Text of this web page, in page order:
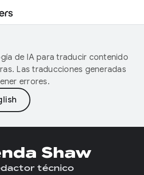
de IA para traducir contenido
Las traducciones generadas
errores.
Shaw
técnico